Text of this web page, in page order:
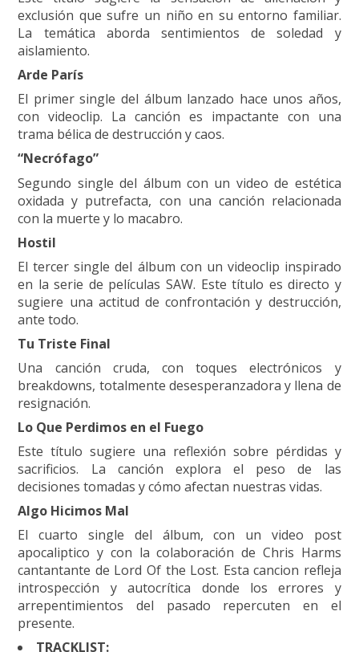
exclusión que sufre un niño en su entorno familiar.
La temática aborda sentimientos de soledad y
aislamiento.
Arde París
El primer single del álbum lanzado hace unos años,
con videoclip. La canción es impactante con una
trama bélica de destrucción y caos.
“Necrófago”
Segundo single del álbum con un video de estética
oxidada y putrefacta, con una canción relacionada
con la muerte y lo macabro.
Hostil
El tercer single del álbum con un videoclip inspirado
en la serie de películas SAW. Este título es directo y
sugiere una actitud de confrontación y destrucción,
ante todo.
Tu Triste Final
Una canción cruda, con toques electrónicos y
breakdowns, totalmente desesperanzadora y llena de
resignación.
Lo Que Perdimos en el Fuego
Este título sugiere una reflexión sobre pérdidas y
sacrificios. La canción explora el peso de las
decisiones tomadas y cómo afectan nuestras vidas.
Algo Hicimos Mal
El cuarto single del álbum, con un video post
apocaliptico y con la colaboración de Chris Harms
cantantante de Lord Of the Lost. Esta cancion refleja
introspección y autocrítica donde los errores y
arrepentimientos del pasado repercuten en el
presente.
TRACKLIST: